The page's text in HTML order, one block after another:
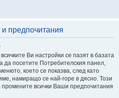
и предпочитания
Ви настройки се пазят в базата
да посетите Потребителския панел,
което се показва, след като
намиращо се най-горе в дясно. Този
всички Ваши предпочитания